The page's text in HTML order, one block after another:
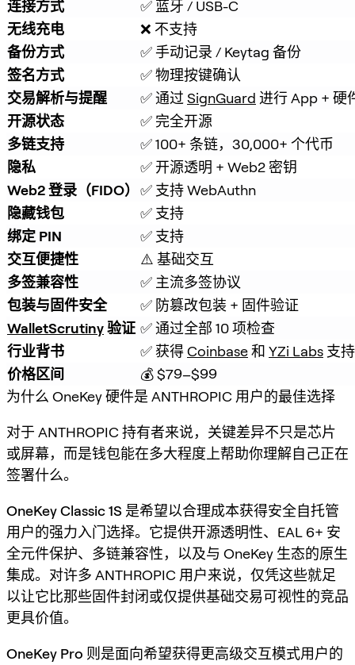
连接方式
✅ 蓝牙 / USB-C
无线充电
❌ 不支持
备份方式
✅ 手动记录 / Keytag 备份
签名方式
✅ 物理按键确认
交易解析与提醒
✅ 通过 SignGuard 进行 App + 硬
开源状态
✅ 完全开源
多链支持
✅ 100+ 条链，30,000+ 个代币
隐私
✅ 开源透明 + Web2 密钥
Web2 登录（FIDO） ✅ 支持 WebAuthn
隐藏钱包
✅ 支持
绑定 PIN
✅ 支持
交互便捷性
⚠️ 基础交互
多签兼容性
✅ 主流多签协议
包装与固件安全
✅ 防篡改包装 + 固件验证
WalletScrutiny 验证 ✅ 通过全部 10 项检查
行业背书
✅ 获得 Coinbase 和 YZi Labs 支持
价格区间
💰 $79–$99
为什么 OneKey 硬件是 ANTHROPIC 用户的最佳选择
对于 ANTHROPIC 持有者来说，关键差异不只是芯片
或屏幕，而是钱包能在多大程度上帮助你理解自己正在
签署什么。
OneKey Classic 1S 是希望以合理成本获得安全自托管
用户的强力入门选择。它提供开源透明性、EAL 6+ 安
全元件保护、多链兼容性，以及与 OneKey 生态的原生
集成。对许多 ANTHROPIC 用户来说，仅凭这些就足
以让它比那些固件封闭或仅提供基础交易可视性的竞品
更具价值。
OneKey Pro 则是面向希望获得更高级交互模式用户的